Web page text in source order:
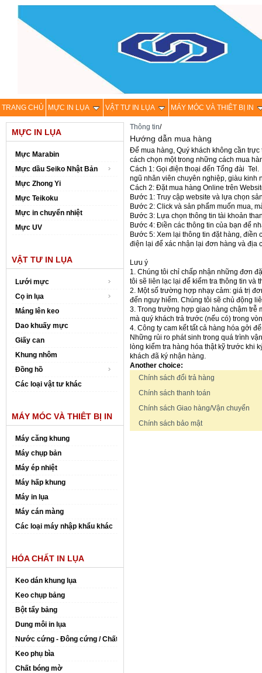
TRANG CHỦ MỰC IN LỤA VẬT TƯ IN LỤA MÁY MÓC VÀ THIÊT BỊ IN
MỰC IN LỤA
Mực Marabin
Mực dầu Seiko Nhật Bản
Mực Zhong Yi
Mực Teikoku
Mực in chuyển nhiệt
Mực UV
VẬT TƯ IN LỤA
Lưới mực
Cọ in lụa
Máng lên keo
Dao khuấy mực
Giấy can
Khung nhôm
Đồng hồ
Các loại vật tư khác
MÁY MÓC VÀ THIÊT BỊ IN
Máy căng khung
Máy chụp bản
Máy ép nhiệt
Máy hấp khung
Máy in lụa
Máy cán màng
Các loại máy nhập khẩu khác
HÓA CHẤT IN LỤA
Keo dán khung lụa
Keo chụp bảng
Bột tẩy bảng
Dung môi in lụa
Nước cứng - Đông cứng / Chất đóng rắn
Keo phụ bìa
Chất bóng mờ
Thông tin/
Hướng dẫn mua hàng
Để mua hàng, Quý khách không cần
cách chọn một trong những cách mua
Cách 1: Gọi điện thoại đến Tổng đài
ngũ nhân viên chuyên nghiệp, giàu kinh
Cách 2: Đặt mua hàng Online trên
Bước 1: Truy cập website và lựa chọn
Bước 2: Click và sản phẩm muốn mua,
Bước 3: Lựa chọn thông tin tài khoản
Bước 4: Điền các thông tin của bạn để
Bước 5: Xem lại thông tin đặt hàng,
điện lại để xác nhận lại đơn hàng và địa
Lưu ý
1. Chúng tôi chỉ chấp nhận những đơn
tôi sẽ liên lạc lại để kiểm tra thông tin và
2. Một số trường hợp nhạy cảm: giá trị
đến nguy hiểm. Chúng tôi sẽ chủ động
3. Trong trường hợp giao hàng chậm trễ
mà quý khách trả trước (nếu có) trong
4. Công ty cam kết tất cả hàng hóa gởi
Những rủi ro phát sinh trong quá trình
lòng kiểm tra hàng hóa thật kỹ trước khi
khách đã ký nhận hàng.
Another choice:
Chính sách đổi trả hàng
Chính sách thanh toán
Chính sách Giao hàng/Vận chuyển
Chính sách bảo mật